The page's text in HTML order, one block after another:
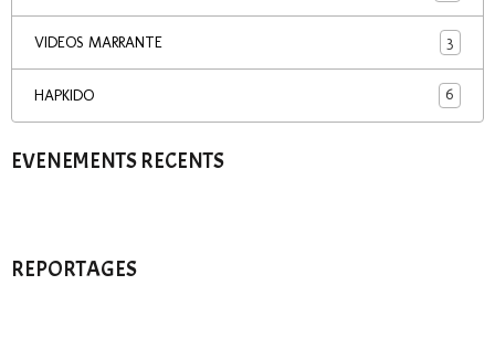
VIDEOS MARRANTE 3
HAPKIDO 6
EVENEMENTS RECENTS
REPORTAGES